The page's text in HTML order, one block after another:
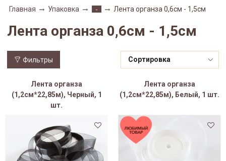
Главная Упаковка - Лента органза 0,6см - 1,5см
Лента органза 0,6см - 1,5см
Фильтры
Лента органза
(1,2см*22,85м), Черный, 1
шт.
Лента органза
(1,2см*22,85м), Белый, 1 шт.